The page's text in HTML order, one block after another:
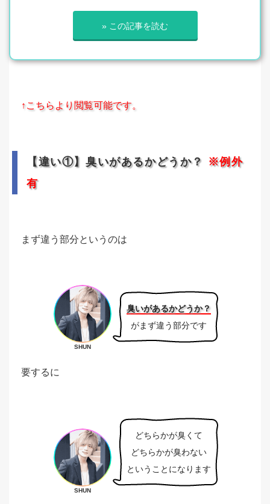
» この記事を読む
↑こちらより閲覧可能です。
【違い①】臭いがあるかどうか？
※例外
有
まず違う部分というのは
SHUN
臭いがあるかどうか？
がまず違う部分です
要するに
SHUN
どちらかが臭くて
どちらかが臭わない
ということになります